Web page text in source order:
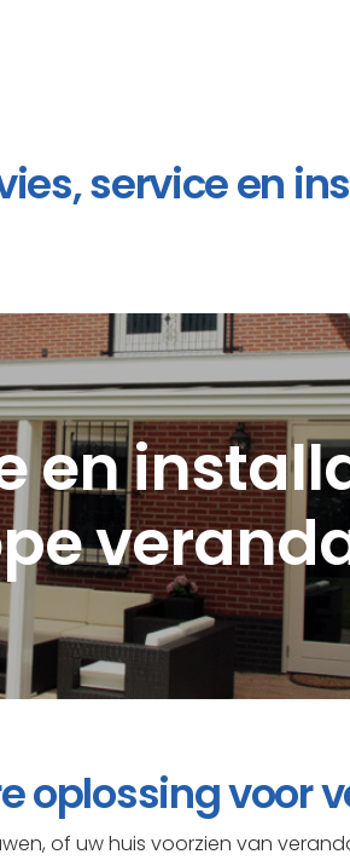
service en
en
oplossing voor
of uw huis voorzien van